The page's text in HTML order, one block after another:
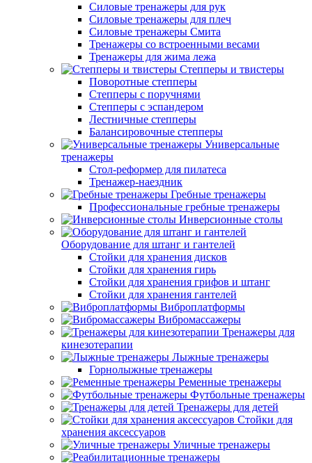
Силовые тренажеры для рук
Силовые тренажеры для плеч
Силовые тренажеры Смита
Тренажеры со встроенными весами
Тренажеры для жима лежа
Степперы и твистеры
Поворотные степперы
Степперы с поручнями
Степперы с эспандером
Лестничные степперы
Балансировочные степперы
Универсальные
тренажеры
Стол-реформер для пилатеса
Тренажер-наездник
Гребные тренажеры
Профессиональные гребные тренажеры
Инверсионные столы
Оборудование для штанг и гантелей
Стойки для хранения дисков
Стойки для хранения гирь
Стойки для хранения грифов и штанг
Стойки для хранения гантелей
Виброплатформы
Вибромассажеры
Тренажеры для
кинезотерапии
Лыжные тренажеры
Горнолыжные тренажеры
Ременные тренажеры
Футбольные тренажеры
Тренажеры для детей
Стойки для
хранения аксессуаров
Уличные тренажеры